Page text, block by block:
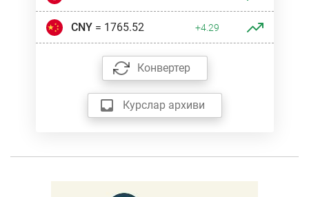
CNY= 1765.52 +4.29
Конвертер
Курслар архиви